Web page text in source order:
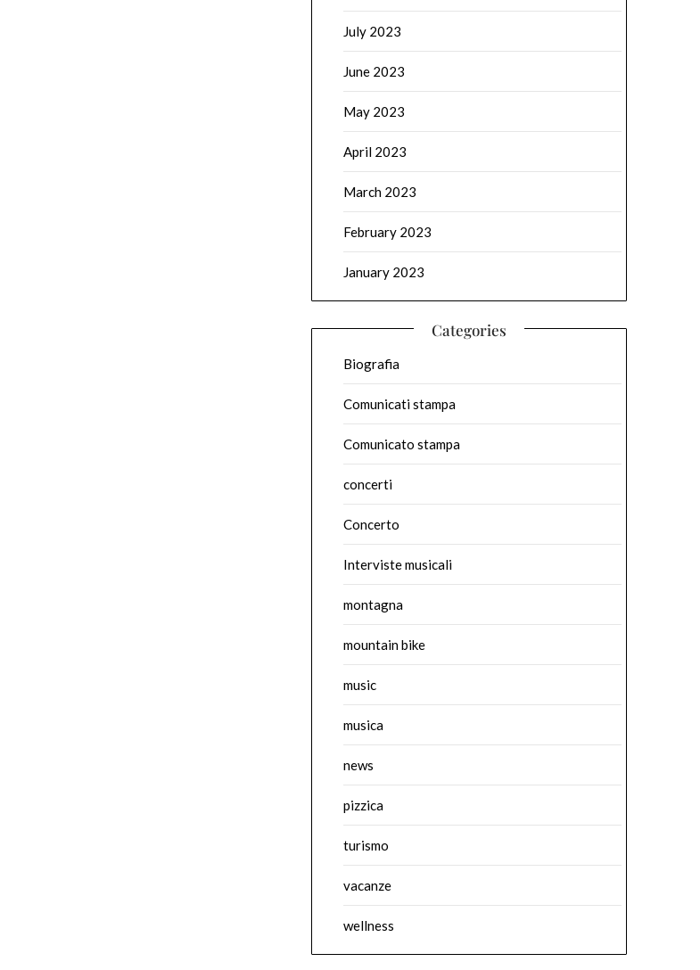
July 2023
June 2023
May 2023
April 2023
March 2023
February 2023
January 2023
Categories
Biografia
Comunicati stampa
Comunicato stampa
concerti
Concerto
Interviste musicali
montagna
mountain bike
music
musica
news
pizzica
turismo
vacanze
wellness